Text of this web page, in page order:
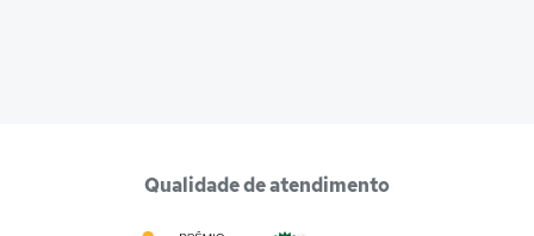
Qualidade de atendimento